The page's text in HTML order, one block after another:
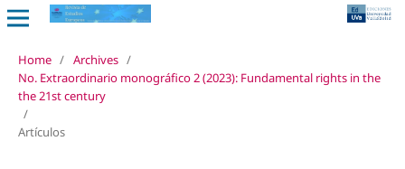
Home / Archives /
No. Extraordinario monográfico 2 (2023): Fundamental rights in the
the 21st century
/
Artículos